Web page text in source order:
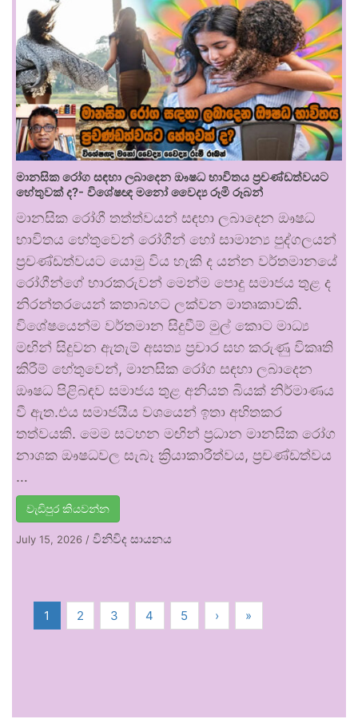
මානසික රෝග සඳහා ලබාදෙන ඖෂධ භාවිතය ප්‍රචණ්ඩත්වයට
හේතුවක් ද?- විශේෂඥ මනෝ වෛද්‍ය රූමි රූබන්
මානසික රෝගී තත්ත්වයන් සඳහා ලබාදෙන ඖෂධ
භාවිතය හේතුවෙන් රෝගීන් හෝ සාමාන්‍ය පුද්ගලයන්
ප්‍රචණ්ඩත්වයට යොමු විය හැකි ද යන්න වර්තමානයේ
රෝගීන්ගේ භාරකරුවන් මෙන්ම පොදු සමාජය තුළ ද
නිරන්තරයෙන් කතාබහට ලක්වන මාතෘකාවකි.
විශේෂයෙන්ම වර්තමාන සිදුවීම් මුල් කොට මාධ්‍ය
මඟින් සිදුවන ඇතැම් අසත්‍ය ප්‍රචාර සහ කරුණු විකෘති
කිරීම් හේතුවෙන්, මානසික රෝග සඳහා ලබාදෙන
ඖෂධ පිළිබඳව සමාජය තුළ අනියත බියක් නිර්මාණය
වී ඇත.එය සමාජයීය වශයෙන් ඉතා අහිතකර
තත්වයකි. මෙම සටහන මඟින් ප්‍රධාන මානසික රෝග
නාශක ඖෂධවල සැබෑ ක්‍රියාකාරීත්වය, ප්‍රචණ්ඩත්වය
…
වැඩිපුර කියවන්න
July 15, 2026 / විනිවිද සායනය
1 2 3 4 5 › »